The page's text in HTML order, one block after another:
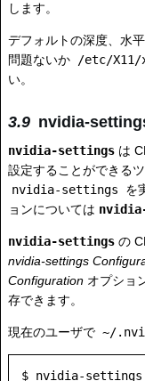
します。
デフォルトの深度、水
問題ないか
/etc/X11/
い。
nvidia-
nvidia-settings は
設定することができる
nvidia-settings
を
ョンについては
nvidia-settings の
nvidia-settings
Configuration オプショ
存できます。
現在のユーザで ~/